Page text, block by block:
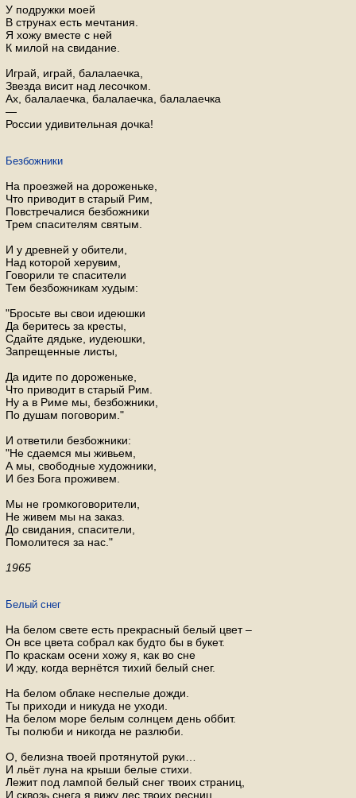
У подружки моей
В струнах есть мечтания.
Я хожу вместе с ней
К милой на свидание.
Играй, играй, балалаечка,
Звезда висит над лесочком.
Ах, балалаечка, балалаечка, балалаечка
—
России удивительная дочка!
Безбожники
На проезжей на дороженьке,
Что приводит в старый Рим,
Повстречалися безбожники
Трем спасителям святым.
И у древней у обители,
Над которой херувим,
Говорили те спасители
Тем безбожникам худым:
"Бросьте вы свои идеюшки
Да беритесь за кресты,
Сдайте дядьке, иудеюшки,
Запрещенные листы,
Да идите по дороженьке,
Что приводит в старый Рим.
Ну а в Риме мы, безбожники,
По душам поговорим."
И ответили безбожники:
"Не сдаемся мы живьем,
А мы, свободные художники,
И без Бога проживем.
Мы не громкоговорители,
Не живем мы на заказ.
До свидания, спасители,
Помолитеся за нас."
1965
Белый снег
На белом свете есть прекрасный белый цвет –
Он все цвета собрал как будто бы в букет.
По краскам осени хожу я, как во сне
И жду, когда вернётся тихий белый снег.
На белом облаке неспелые дожди.
Ты приходи и никуда не уходи.
На белом море белым солнцем день оббит.
Ты полюби и никогда не разлюби.
О, белизна твоей протянутой руки…
И льёт луна на крыши белые стихи.
Лежит под лампой белый снег твоих страниц,
И сквозь снега я вижу лес твоих ресниц.